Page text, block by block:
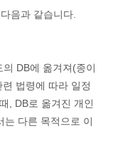
음과 같습니다.
DB에 옮겨져(종이
법령에 따라 일정
, DB로 옮겨진 개인
는 다른 목적으로 이